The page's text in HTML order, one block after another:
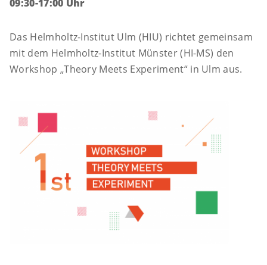
09:30-17:00 Uhr
Das Helmholtz-Institut Ulm (HIU) richtet gemeinsam
mit dem Helmholtz-Institut Münster (HI-MS) den
Workshop „Theory Meets Experiment“ in Ulm aus.